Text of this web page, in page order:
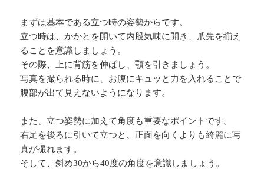
まずは基本である立つ時の姿勢からです。
立つ時は、かかとを開いて内股気味に開き、爪先を揃え
ることを意識しましょう。
その際、上に背筋を伸ばし、顎を引きましょう。
写真を撮られる時に、お腹にキュッと力を入れることで
腹部が出て見えないようになります。
また、立つ姿勢に加えて角度も重要なポイントです。
右足を後ろに引いて立つと、正面を向くよりも綺麗に写
真が撮れます。
そして、斜め30から40度の角度を意識しましょう。